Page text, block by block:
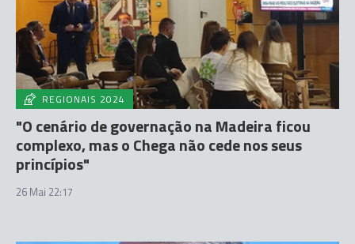
REGIONAIS 2024
"O cenário de governação na Madeira ficou
complexo, mas o Chega não cede nos seus
princípios"
26 Mai 22:17